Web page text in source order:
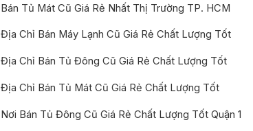
Bán Tủ Mát Cũ Giá Rẻ Nhất Thị Trường TP. HCM
Địa Chỉ Bán Máy Lạnh Cũ Giá Rẻ Chất Lượng Tốt
Địa Chỉ Bán Tủ Đông Cũ Giá Rẻ Chất Lượng Tốt
Địa Chỉ Bán Tủ Mát Cũ Giá Rẻ Chất Lượng Tốt
Nơi Bán Tủ Đông Cũ Giá Rẻ Chất Lượng Tốt Quận 1